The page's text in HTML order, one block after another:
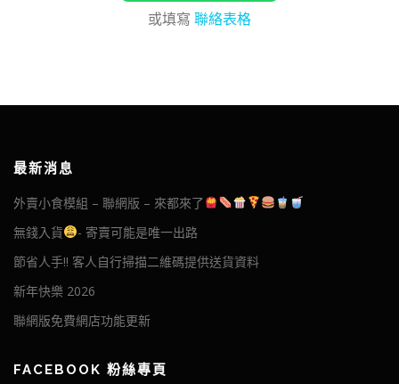
或填寫 聯絡表格
最新消息
外賣小食模組 – 聯網版 – 來都來了
無錢入貨
- 寄賣可能是唯一出路
節省人手!! 客人自行掃描二維碼提供送貨資料
新年快樂 2026
聯網版免費網店功能更新
FACEBOOK 粉絲專頁